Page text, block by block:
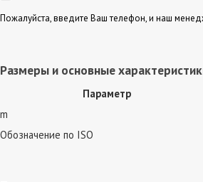
Пожалуйста, введите Ваш телефон, и наш
Размеры и основные
Параметр
m
Обозначение по ISO